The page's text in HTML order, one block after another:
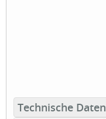
Technische Daten